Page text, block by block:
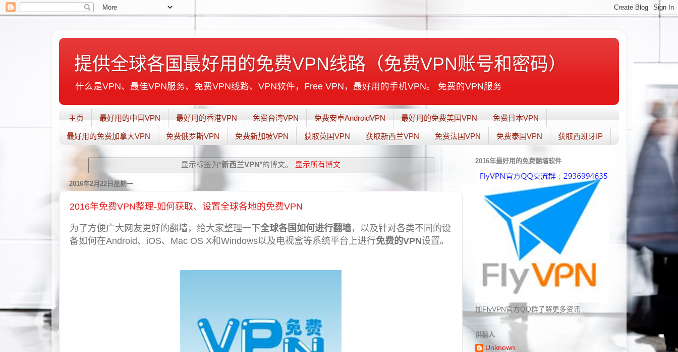
提供全球各国最好用的免费VPN线路（免费VPN账号和密码）
什么是VPN、最佳VPN服务、免费VPN线路、VPN软件，Free VPN，最好用的手机VPN。 免费的VPN服务
主页 最好用的中国VPN 最好用的香港VPN 免费台湾VPN 免费安卓AndroidVPN 最好用的免费美国VPN 免费日本VPN
最好用的免费加拿大VPN 免费俄罗斯VPN 免费新加坡VPN 获取英国VPN 获取新西兰VPN 免费法国VPN 免费泰国VPN 获取西班牙IP
显示标签为“新西兰VPN”的博文。 显示所有博文
2016年2月22日星期一
2016年免费VPN整理-如何获取、设置全球各地的免费VPN
为了方便广大网友更好的翻墙，给大家整理一下全球各国如何进行翻墙，以及针对各类不同的设
备如何在Android、iOS、Mac OS X和Windows以及电视盒等系统平台上进行免费的VPN设置。
2016年最好用的免费翻墙软件
加FlyVPN官方QQ群了解更多资讯
供稿人
Unknown